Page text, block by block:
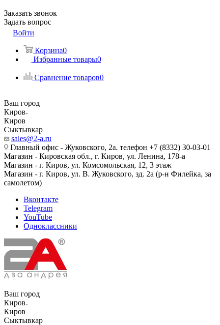
Заказать звонок
Задать вопрос
Войти
Корзина0
Избранные товары0
Сравнение товаров0
Ваш город
Киров
Киров
Сыктывкар
sales@2-a.ru
Главный офис - Жуковского, 2а. телефон +7 (8332) 30-03-01
Магазин - Кировская обл., г. Киров, ул. Ленина, 178-а
Магазин - г. Киров, ул. Комсомольская, 12, 3 этаж
Магазин - г. Киров, ул. В. Жуковского, зд. 2а (р-н Филейка, за
самолетом)
Вконтакте
Telegram
YouTube
Одноклассники
Ваш город
Киров
Киров
Сыктывкар